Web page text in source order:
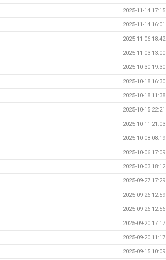
2025-11-14 17:15
2025-11-14 16:01
2025-11-06 18:42
2025-11-03 13:00
2025-10-30 19:30
2025-10-18 16:30
2025-10-18 11:38
2025-10-15 22:21
2025-10-11 21:03
2025-10-08 08:19
2025-10-06 17:09
2025-10-03 18:12
2025-09-27 17:29
2025-09-26 12:59
2025-09-26 12:56
2025-09-20 17:17
2025-09-20 11:17
2025-09-15 10:09